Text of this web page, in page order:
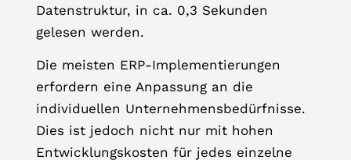
Datenstruktur, in ca. 0,3 Sekunden
gelesen werden.
Die meisten ERP-Implementierungen
erfordern eine Anpassung an die
individuellen Unternehmensbedürfnisse.
Dies ist jedoch nicht nur mit hohen
Entwicklungskosten für jedes einzelne